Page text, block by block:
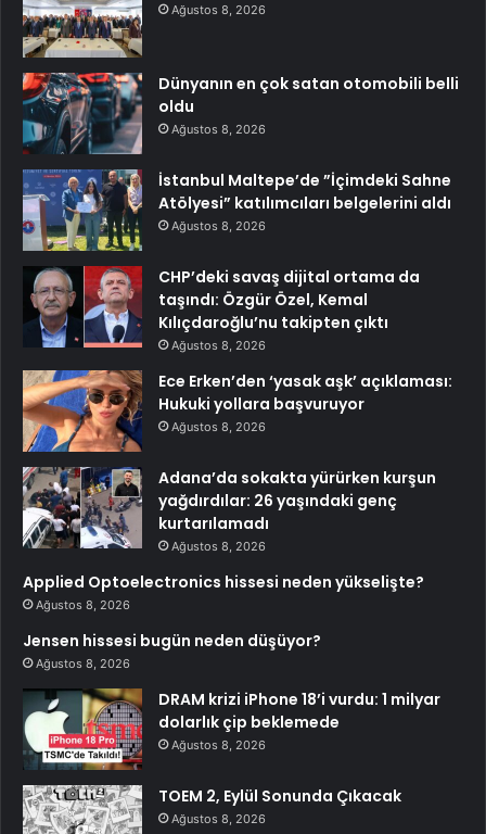
Ağustos 8, 2026
Dünyanın en çok satan otomobili belli
oldu
Ağustos 8, 2026
İstanbul Maltepe’de ”İçimdeki Sahne
Atölyesi” katılımcıları belgelerini aldı
Ağustos 8, 2026
CHP’deki savaş dijital ortama da
taşındı: Özgür Özel, Kemal
Kılıçdaroğlu’nu takipten çıktı
Ağustos 8, 2026
Ece Erken’den ‘yasak aşk’ açıklaması:
Hukuki yollara başvuruyor
Ağustos 8, 2026
Adana’da sokakta yürürken kurşun
yağdırdılar: 26 yaşındaki genç
kurtarılamadı
Ağustos 8, 2026
Applied Optoelectronics hissesi neden yükselişte?
Ağustos 8, 2026
Jensen hissesi bugün neden düşüyor?
Ağustos 8, 2026
DRAM krizi iPhone 18’i vurdu: 1 milyar
dolarlık çip beklemede
Ağustos 8, 2026
TOEM 2, Eylül Sonunda Çıkacak
Ağustos 8, 2026